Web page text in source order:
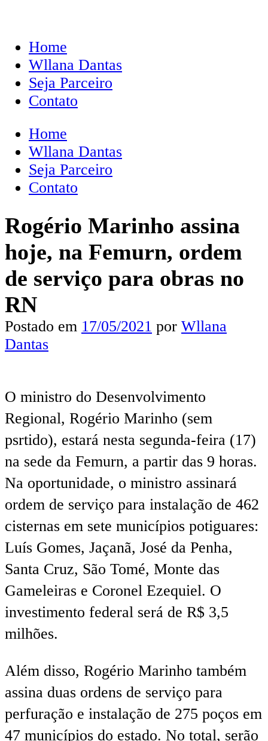
Home
Wllana Dantas
Seja Parceiro
Contato
Home
Wllana Dantas
Seja Parceiro
Contato
Rogério Marinho assina
hoje, na Femurn, ordem
de serviço para obras no
RN
Postado em 17/05/2021 por Wllana
Dantas
O ministro do Desenvolvimento
Regional, Rogério Marinho (sem
psrtido), estará nesta segunda-feira (17)
na sede da Femurn, a partir das 9 horas.
Na oportunidade, o ministro assinará
ordem de serviço para instalação de 462
cisternas em sete municípios potiguares:
Luís Gomes, Jaçanã, José da Penha,
Santa Cruz, São Tomé, Monte das
Gameleiras e Coronel Ezequiel. O
investimento federal será de R$ 3,5
milhões.
Além disso, Rogério Marinho também
assina duas ordens de serviço para
perfuração e instalação de 275 poços em
47 municípios do estado. No total, serão